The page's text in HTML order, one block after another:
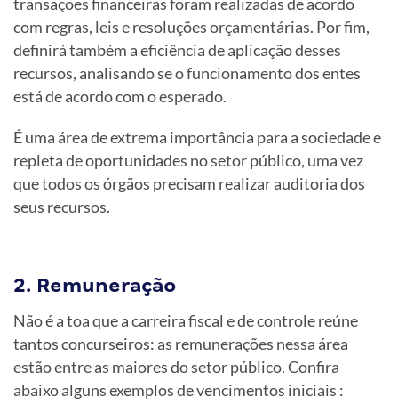
com regras, leis e resoluções orçamentárias. Por fim,
definirá também a eficiência de aplicação desses
recursos, analisando se o funcionamento dos entes
está de acordo com o esperado.
É uma área de extrema importância para a sociedade e
repleta de oportunidades no setor público, uma vez
que todos os órgãos precisam realizar auditoria dos
seus recursos.
2. Remuneração
Não é a toa que a carreira fiscal e de controle reúne
tantos concurseiros: as remunerações nessa área
estão entre as maiores do setor público. Confira
abaixo alguns exemplos de vencimentos iniciais :